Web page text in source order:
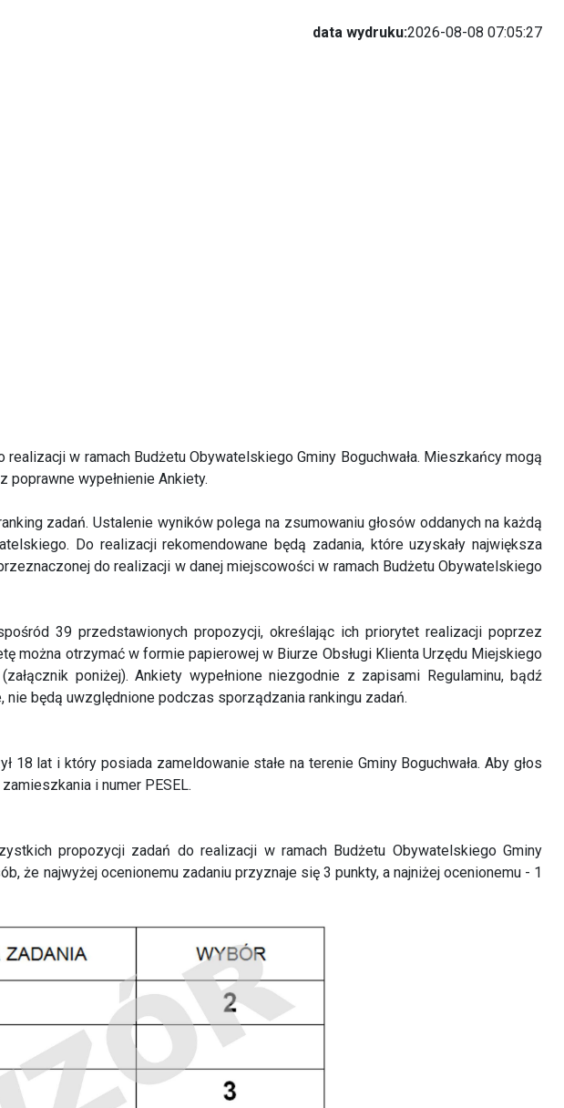
data wydruku:2026-08-08 07:05:27
w ramach Budżetu Obywatelskiego Gminy Boguchwała. Mieszkańcy mogą
poprawne wypełnienie Ankiety.
zadań. Ustalenie wyników polega na zsumowaniu głosów oddanych na każdą
Do realizacji rekomendowane będą zadania, które uzyskały największa
do realizacji w danej miejscowości w ramach Budżetu Obywatelskiego
39 przedstawionych propozycji, określając ich priorytet realizacji poprzez
można otrzymać w formie papierowej w Biurze Obsługi Klienta Urzędu Miejskiego
poniżej). Ankiety wypełnione niezgodnie z zapisami Regulaminu, bądź
nie będą uwzględnione podczas sporządzania rankingu zadań.
18 lat i który posiada zameldowanie stałe na terenie Gminy Boguchwała. Aby głos
i numer PESEL.
propozycji zadań do realizacji w ramach Budżetu Obywatelskiego Gminy
że najwyżej ocenionemu zadaniu przyznaje się 3 punkty, a najniżej ocenionemu - 1